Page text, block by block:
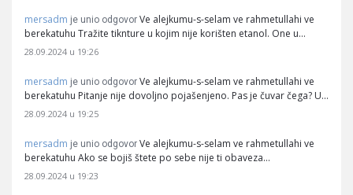
mersadm je unio odgovor Ve alejkumu-s-selam ve rahmetullahi ve
berekatuhu Tražite tiknture u kojim nije korišten etanol. One u…
28.09.2024 u 19:26
mersadm je unio odgovor Ve alejkumu-s-selam ve rahmetullahi ve
berekatuhu Pitanje nije dovoljno pojašenjeno. Pas je čuvar čega? U…
28.09.2024 u 19:25
mersadm je unio odgovor Ve alejkumu-s-selam ve rahmetullahi ve
berekatuhu Ako se bojiš štete po sebe nije ti obaveza…
28.09.2024 u 19:23